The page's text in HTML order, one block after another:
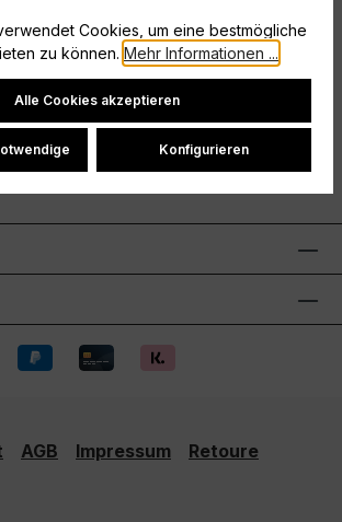
Funktion! Das hochwertige
dir funktion…Mehr
AGB Impressum Retoure
Cookies, um eine bestmögliche
zu können. Mehr Informationen ...
Alle Cookies akzeptieren
Konfigurieren